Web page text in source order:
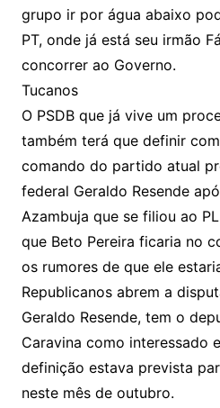
grupo ir por água abaixo
PT, onde já está seu irmão
concorrer ao Governo.
Tucanos
O PSDB que já vive um
também terá que definir
comando do partido atual
federal Geraldo Resende
Azambuja que se filiou ao
que Beto Pereira ficaria no
os rumores de que ele
Republicanos abrem a
Geraldo Resende, tem o
Caravina como interessado
definição estava prevista
neste mês de outubro.